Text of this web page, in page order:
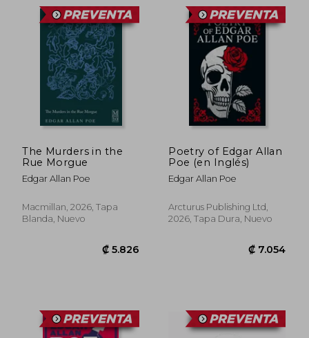
The Murders in the
Rue Morgue
Edgar Allan Poe
Macmillan, 2026, Tapa
Blanda, Nuevo
Poetry of Edgar Allan
Poe (en Inglés)
Edgar Allan Poe
Arcturus Publishing Ltd,
2026, Tapa Dura, Nuevo